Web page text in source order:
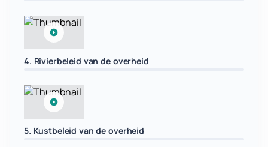
4. Rivierbeleid van de overheid
5. Kustbeleid van de overheid